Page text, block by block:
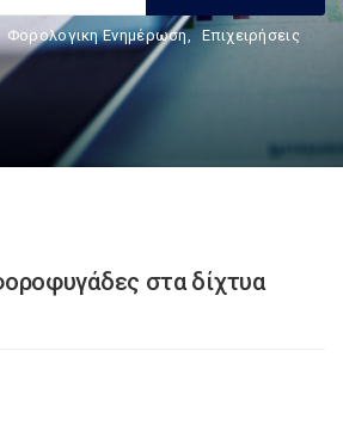
Φορολογικη Ενημέρωση, Επιχειρήσεις
στα δίχτυα